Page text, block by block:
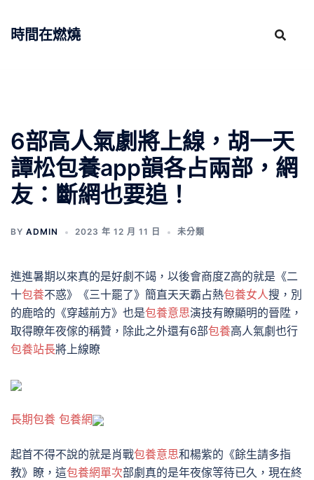
時間在燃燒
6部高人氣劇將上線，胡一天
譚松包養app韻各占兩部，網
友：斷網也要追！
BY ADMIN 2023 年 12 月 11 日 未分類
進進暑期以來真的是好劇不竭，以後會商度Z高的就是《二
十包養不惑》《三十罷了》簡直天天霸占熱包養女人搜，別
的鹿晗的《穿越前方》也是包養意思演技有瞭顯明的晉陞，
取得瞭年夜傢的稱贊，除此之外還有6部包養高人氣劇也行
包養站長將上線瞭
長期包養 包養網
起首不得不說的就是肖戰包養意思和楊紫的《餘生請多指
教》瞭，這包養網單次部劇真的是年夜傢等待已久，現在終